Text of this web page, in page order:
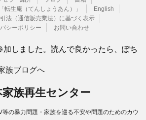
転生庵（てんしょうあん）」
English
法（通信販売業法）に基づく表示
シーポリシー
お問い合わせ
加しました。読んで良かったら、ぽち
家族再生センター
の暴力問題・家族を巡る不安や問題のためのカウ